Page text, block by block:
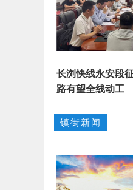
长浏快线永安段
路有望全线动工
镇街新闻